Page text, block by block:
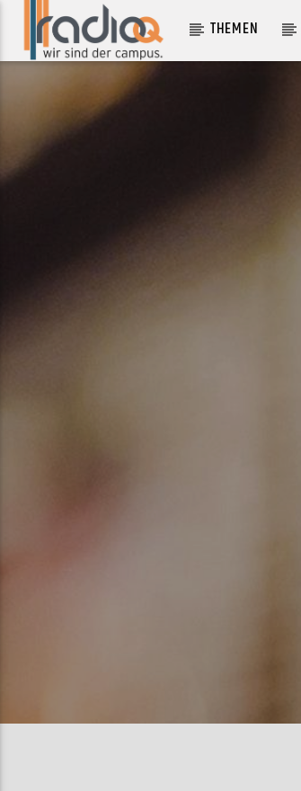
THEMEN
AKTUELLER TRACK
HARLEQUIN